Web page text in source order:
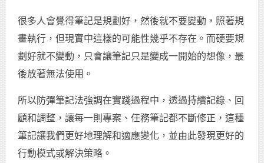
很多人會覺得筆記是規劃好，然後就不要變動，照著規
畫執行，但現實中這樣的可能性幾乎不存在。而硬要規
劃好就不變動，只會讓筆記只是變成一開始的想像，最
後放著無法使用。
所以防彈筆記法強調在實踐過程中，透過持續記錄、回
顧和調整，讓每一則專案、任務筆記都不斷修正，這種
筆記讓我們更好地理解和適應變化，並由此發現更好的
行動模式或解決策略。